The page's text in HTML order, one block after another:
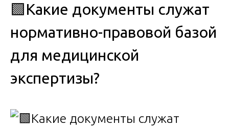
🟩Какие документы служат
нормативно-правовой базой
для медицинской
экспертизы?